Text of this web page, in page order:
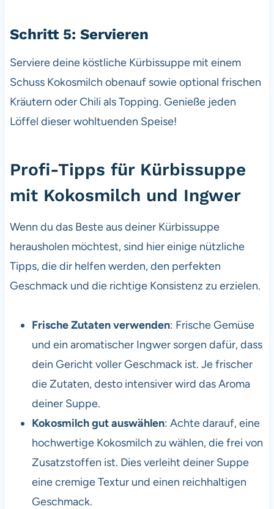
Schritt 5: Servieren
Serviere deine köstliche Kürbissuppe mit einem
Schuss Kokosmilch obenauf sowie optional frischen
Kräutern oder Chili als Topping. Genieße jeden
Löffel dieser wohltuenden Speise!
Profi-Tipps für Kürbissuppe
mit Kokosmilch und Ingwer
Wenn du das Beste aus deiner Kürbissuppe
herausholen möchtest, sind hier einige nützliche
Tipps, die dir helfen werden, den perfekten
Geschmack und die richtige Konsistenz zu erzielen.
Frische Zutaten verwenden: Frische Gemüse
und ein aromatischer Ingwer sorgen dafür, dass
dein Gericht voller Geschmack ist. Je frischer
die Zutaten, desto intensiver wird das Aroma
deiner Suppe.
Kokosmilch gut auswählen: Achte darauf, eine
hochwertige Kokosmilch zu wählen, die frei von
Zusatzstoffen ist. Dies verleiht deiner Suppe
eine cremige Textur und einen reichhaltigen
Geschmack.